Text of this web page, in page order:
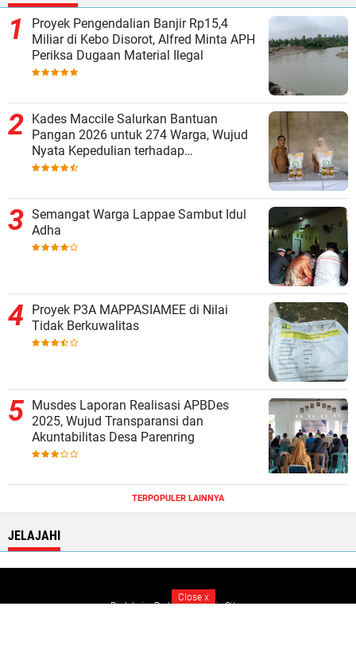
Proyek Pengendalian Banjir Rp15,4
Miliar di Kebo Disorot, Alfred Minta APH
Periksa Dugaan Material Ilegal
Kades Maccile Salurkan Bantuan
Pangan 2026 untuk 274 Warga, Wujud
Nyata Kepedulian terhadap
Kesejahteraan Masyarakat
Semangat Warga Lappae Sambut Idul
Adha
Proyek P3A MAPPASIAMEE di Nilai
Tidak Berkuwalitas
Musdes Laporan Realisasi APBDes
2025, Wujud Transparansi dan
Akuntabilitas Desa Parenring
TERPOPULER LAINNYA
JELAJAHI
Redaksi
Pedoman Media Siber
Close x